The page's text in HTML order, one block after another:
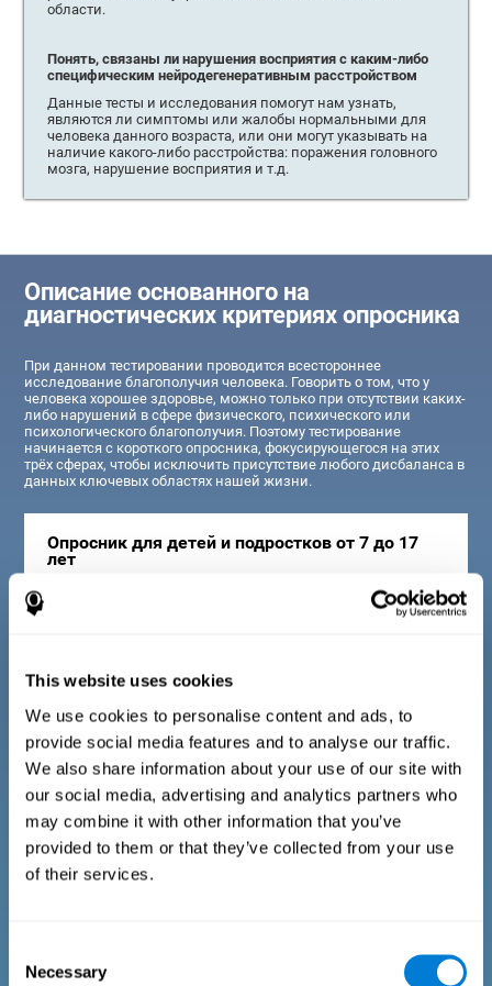
This website uses cookies
We use cookies to personalise content and ads, to
provide social media features and to analyse our traffic.
We also share information about your use of our site with
our social media, advertising and analytics partners who
may combine it with other information that you’ve
provided to them or that they’ve collected from your use
of their services.
Selection
Necessary
области.
Понять, связаны ли нарушения восприятия с каким-либо
специфическим нейродегенеративным расстройством
Данные тесты и исследования помогут нам узнать,
являются ли симптомы или жалобы нормальными для
человека данного возраста, или они могут указывать на
наличие какого-либо расстройства: поражения головного
мозга, нарушение восприятия и т.д.
Описание основанного на
диагностических критериях опросника
При данном тестировании проводится всестороннее
исследование благополучия человека. Говорить о том, что у
человека хорошее здоровье, можно только при отсутствии каких-
либо нарушений в сфере физического, психического или
психологического благополучия. Поэтому тестирование
начинается с короткого опросника, фокусирующегося на этих
трёх сферах, чтобы исключить присутствие любого дисбаланса в
данных ключевых областях нашей жизни.
Опросник для детей и подростков от 7 до 17
лет
вопросы в таких областях, как физическое благополучие
благополучие (нормальные когнитивные и
эмоциональные процессы) и социальное благополучие
(поддерживать здоровые отношения с окружающими
людьми). Относящиеся к каждой области вопросы
адаптированы для детей и подростков соответствующего
возраста.
Опросник для взрослых и пожилых людей
Состоит из серии вопросов с простыми ответами, которые
могут быть заполнены ответственным за тестирование